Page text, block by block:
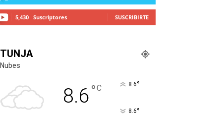
5,430 Suscriptores SUSCRIBIRTE
TUNJA
Nubes
8.6°C 8.6°
8.6°